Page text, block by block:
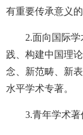
有重要传承意义
2.面向国际
践、构建中国理
念、新范畴、新
水平学术专著。
3.青年学术